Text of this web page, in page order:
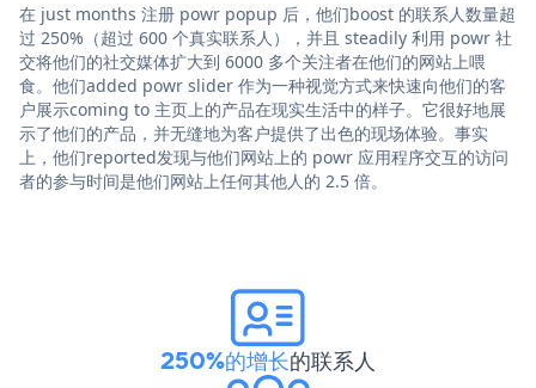
在 just months 注册 powr popup 后，他们boost 的联系人数量超
过 250%（超过 600 个真实联系人），并且 steadily 利用 powr 社
交将他们的社交媒体扩大到 6000 多个关注者在他们的网站上喂
食。他们added powr slider 作为一种视觉方式来快速向他们的客
户展示coming to 主页上的产品在现实生活中的样子。它很好地展
示了他们的产品，并无缝地为客户提供了出色的现场体验。事实
上，他们reported发现与他们网站上的 powr 应用程序交互的访问
者的参与时间是他们网站上任何其他人的 2.5 倍。
250%的增长的联系人